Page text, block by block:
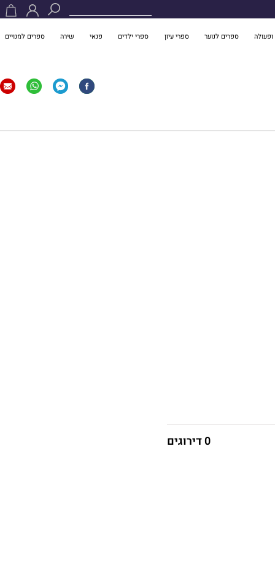
ספרים לנוער ספרי עיון ספרי ילדים פנאי שירה ספרים למנויים
0 דירוגים